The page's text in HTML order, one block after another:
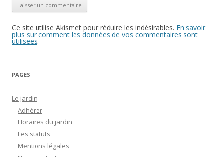
Ce site utilise Akismet pour réduire les indésirables. En savoir
plus sur comment les données de vos commentaires sont
utilisées.
PAGES
Le jardin
Adhérer
Horaires du jardin
Les statuts
Mentions légales